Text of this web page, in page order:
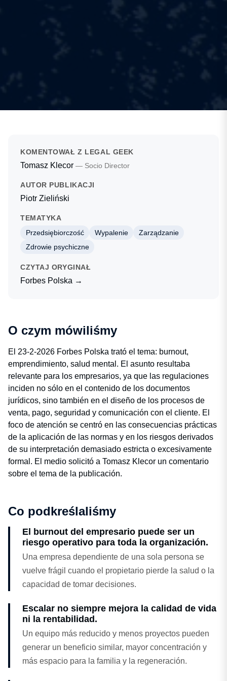
KOMENTOWAŁ Z LEGAL GEEK
Tomasz Klecor — Socio Director
AUTOR PUBLIKACJI
Piotr Zieliński
TEMATYKA
Przedsiębiorczość
Wypalenie
Zarządzanie
Zdrowie psychiczne
CZYTAJ ORYGINAŁ
Forbes Polska →
O czym mówiliśmy
El 23-2-2026 Forbes Polska trató el tema: burnout,
emprendimiento, salud mental. El asunto resultaba
relevante para los empresarios, ya que las regulaciones
inciden no sólo en el contenido de los documentos
jurídicos, sino también en el diseño de los procesos de
venta, pago, seguridad y comunicación con el cliente. El
foco de atención se centró en las consecuencias prácticas
de la aplicación de las normas y en los riesgos derivados
de su interpretación demasiado estricta o excesivamente
formal. El medio solicitó a Tomasz Klecor un comentario
sobre el tema de la publicación.
Co podkreślaliśmy
El burnout del empresario puede ser un
riesgo operativo para toda la organización.
Una empresa dependiente de una sola persona se
vuelve frágil cuando el propietario pierde la salud o la
capacidad de tomar decisiones.
Escalar no siempre mejora la calidad de vida
ni la rentabilidad.
Un equipo más reducido y menos proyectos pueden
generar un beneficio similar, mayor concentración y
más espacio para la familia y la regeneración.